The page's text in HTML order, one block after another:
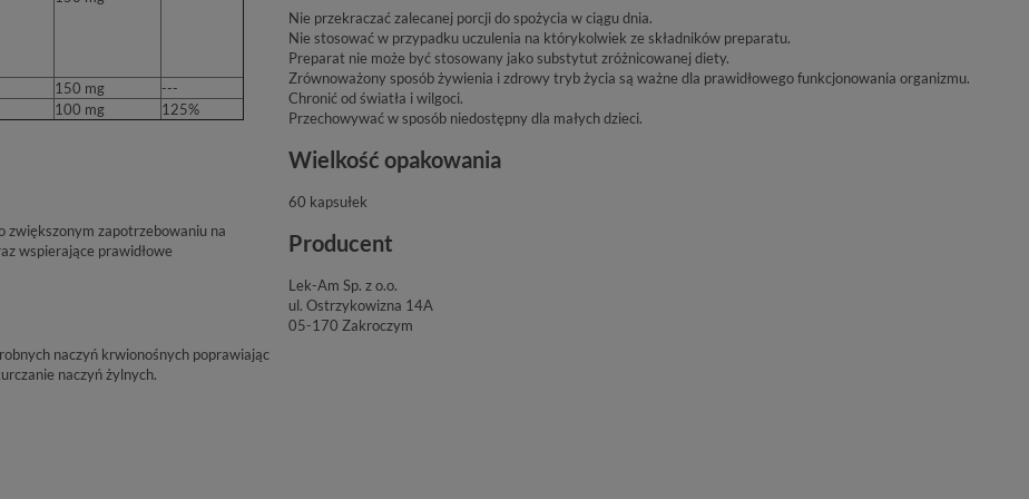
150 mg
---
100 mg 125%
zwiększonym zapotrzebowaniu na
wspierające prawidłowe
naczyń krwionośnych poprawiając
naczyń żylnych.
Nie przekraczać zalecanej porcji do spożycia w ciągu dnia.
Nie stosować w przypadku uczulenia na którykolwiek ze składników preparatu.
Preparat nie może być stosowany jako substytut zróżnicowanej diety.
Zrównoważony sposób żywienia i zdrowy tryb życia są ważne dla prawidłowego funkcjonowania organizmu.
Chronić od światła i wilgoci.
Przechowywać w sposób niedostępny dla małych dzieci.
Wielkość opakowania
60 kapsułek
Producent
Lek-Am Sp. z o.o.
ul. Ostrzykowizna 14A
05-170 Zakroczym